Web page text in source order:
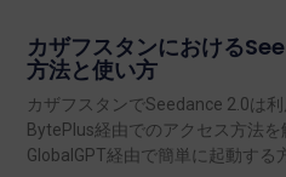
カザフスタンにおける
方法と使い方
カザフスタンでSeedance 2.0は
BytePlus経由でのアクセス方法
GlobalGPT経由で簡単に起動する